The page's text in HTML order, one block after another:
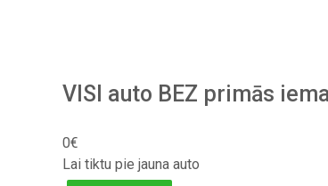
VISI auto BEZ primās
0€
Lai tiktu pie jauna auto